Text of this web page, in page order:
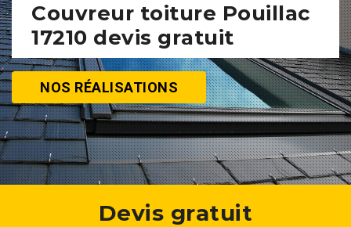
Couvreur toiture Pouillac
17210 devis gratuit
NOS RÉALISATIONS
Devis gratuit